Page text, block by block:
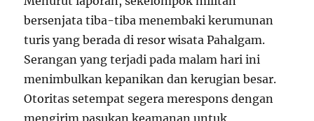
bersenjata tiba-tiba menembaki kerumunan
turis yang berada di resor wisata Pahalgam.
Serangan yang terjadi pada malam hari ini
menimbulkan kepanikan dan kerugian besar.
Otoritas setempat segera merespons dengan